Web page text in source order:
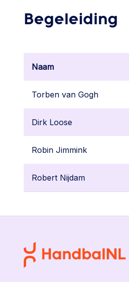
Begeleiding
Naam
Torben van Gogh
Dirk Loose
Robin Jimmink
Robert Nijdam